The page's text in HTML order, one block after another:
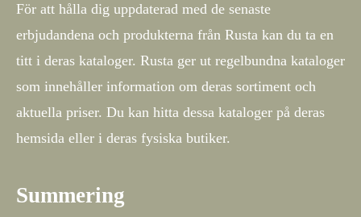
För att hålla dig uppdaterad med de senaste
erbjudandena och produkterna från Rusta kan du ta en
titt i deras kataloger. Rusta ger ut regelbundna kataloger
som innehåller information om deras sortiment och
aktuella priser. Du kan hitta dessa kataloger på deras
hemsida eller i deras fysiska butiker.
Summering